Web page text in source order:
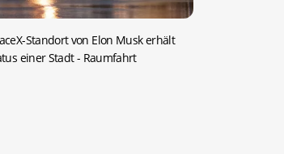
Standort von Elon Musk erhält
einer Stadt- Raumfahrt